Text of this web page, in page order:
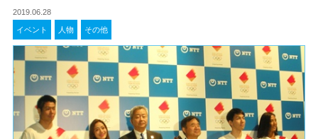
2019.06.28
イベント 人物 その他